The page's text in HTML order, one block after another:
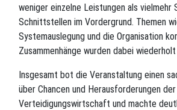
weniger einzelne Leistungen als vielmehr
Schnittstellen im Vordergrund. Themen
Systemauslegung und die Organisation
Zusammenhänge wurden dabei
Insgesamt bot die Veranstaltung einen
über Chancen und Herausforderungen der
Verteidigungswirtschaft und machte